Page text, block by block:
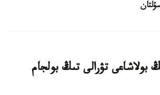
بولاشاعى تۋرالى تىڭ بولجام